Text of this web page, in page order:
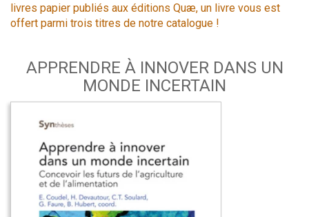
livres papier publiés aux éditions Quæ, un livre vous est
offert parmi trois titres de notre catalogue !
APPRENDRE À INNOVER DANS UN
MONDE INCERTAIN